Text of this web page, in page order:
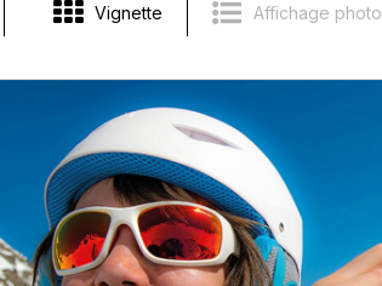
Vignette Affichage photo